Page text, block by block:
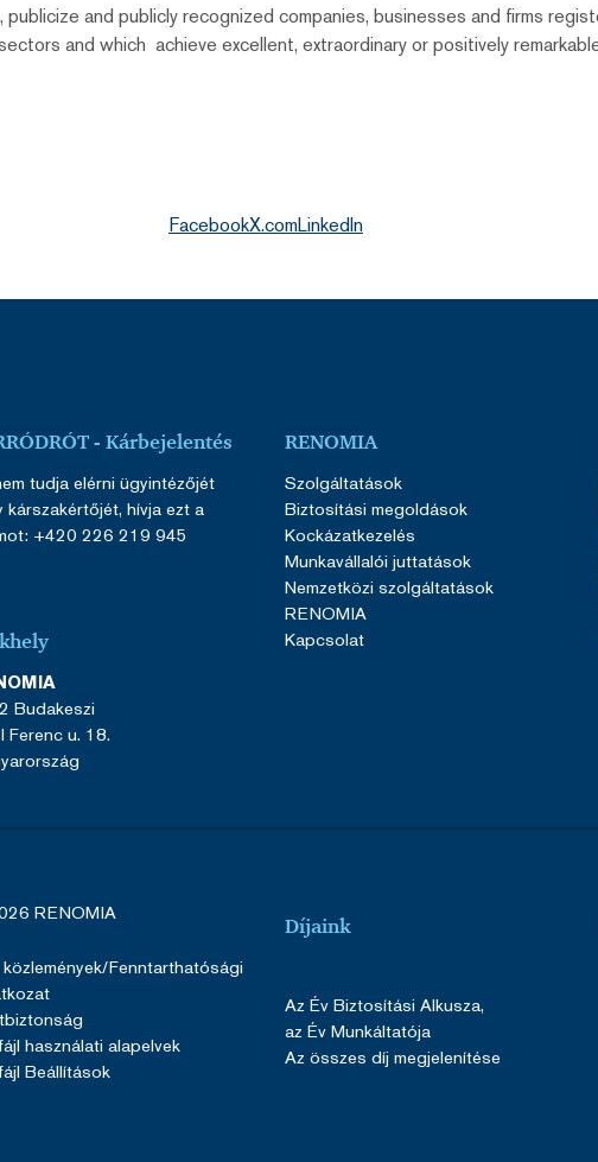
and publicly recognized companies, businesses and firms
and which achieve excellent, extraordinary or positively
FacebookX.comLinkedIn
- Kárbejelentés
tudja elérni ügyintézőjét
kárszakértőjét, hívja ezt a
+420 226 219 945
Budakeszi
Ferenc u. 18.
RENOMIA
Szolgáltatások
Biztosítási megoldások
Kockázatkezelés
Munkavállalói juttatások
Nemzetközi szolgáltatások
RENOMIA
Kapcsolat
RENOMIA
/Fenntarthatósági
használati alapelvek
Beállítások
Díjaink
Az Év Biztosítási Alkusza,
az Év Munkáltatója
Az összes díj megjelenítése